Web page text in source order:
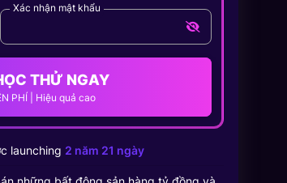
Xác nhận mật khẩu
THỬ NGAY
PHÍ | Hiệu quả cao
launching 2 năm 21 ngày